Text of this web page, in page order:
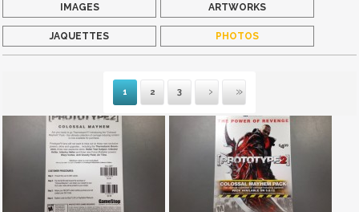
IMAGES ARTWORKS
JAQUETTES PHOTOS
1 2 3
Suivante
Dernière